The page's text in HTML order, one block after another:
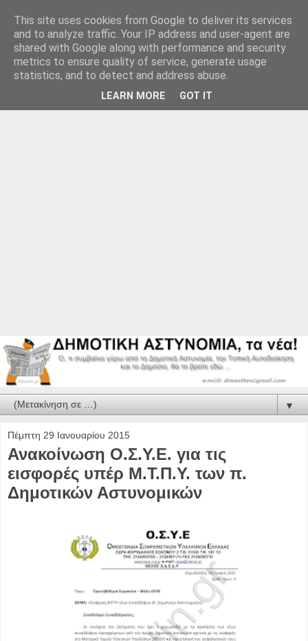
▼
Πέμπτη 29 Ιανουαρίου 2015
Ανακοίνωση Ο.Σ.Υ.Ε. για τις
εισφορές υπέρ Μ.Τ.Π.Υ. των π.
Δημοτικών Αστυνομικών
This site uses cookies from Google to deliver its services
and to analyze traffic. Your IP address and user-agent are
shared with Google along with performance and security
metrics to ensure quality of service, generate usage
statistics, and to detect and address abuse.
LEARN MORE GOT IT